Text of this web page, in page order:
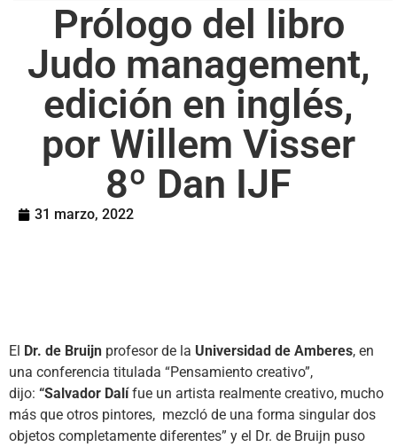
Prólogo del libro
Judo management,
edición en inglés,
por Willem Visser
8º Dan IJF
31 marzo, 2022
El Dr. de Bruijn profesor de la Universidad de Amberes, en
una conferencia titulada “Pensamiento creativo”,
dijo: “Salvador Dalífue un artista realmente creativo, mucho
más que otros pintores, mezcló de una forma singular dos
objetos completamente diferentes” y el Dr. de Bruijn puso